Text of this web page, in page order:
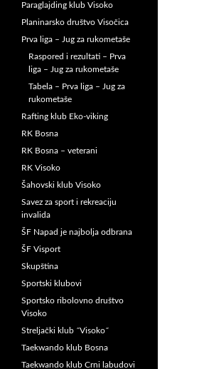
Paraglajding klub Visoko
Planinarsko društvo Visočica
Prva liga – Jug za rukometaše
Raspored i rezultati – Prva
liga – Jug za rukometaše
Tabela – Prva liga – Jug za
rukometaše
Rafting klub Eko-viking
RK Bosna
RK Bosna – veterani
RK Visoko
Šahovski klub Visoko
Savez za sport i rekreaciju
invalida
ŠF Napad je najbolja odbrana
ŠF Visport
Skupština
Sportski klubovi
Sportsko ribolovno društvo
Visoko
Streljački klub ˝Visoko˝
Taekwando klub Bosna
Taekwando klub Crni labudovi